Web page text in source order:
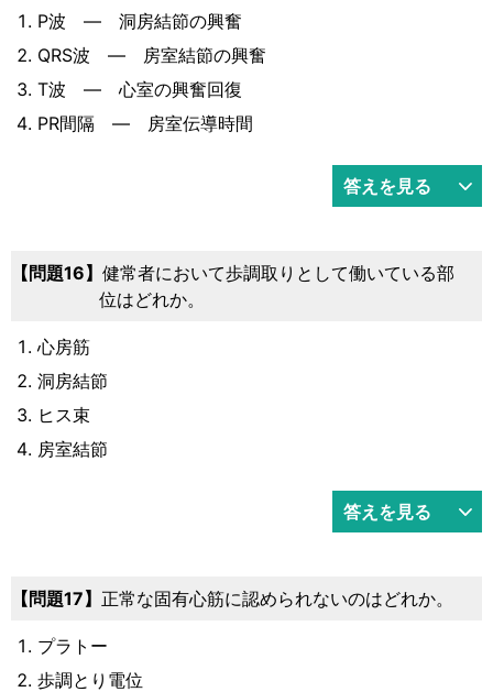
P波 ― 洞房結節の興奮
QRS波 ― 房室結節の興奮
T波 ― 心室の興奮回復
PR間隔 ― 房室伝導時間
答えを見る
16
健常者において歩調取りとして働いている部
位はどれか。
心房筋
洞房結節
ヒス束
房室結節
答えを見る
17 正常な固有心筋に認められないのはどれか。
プラトー
歩調とり電位